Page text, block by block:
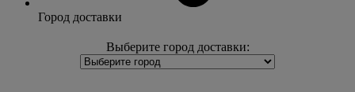
Город доставки
Выберите город доставки: